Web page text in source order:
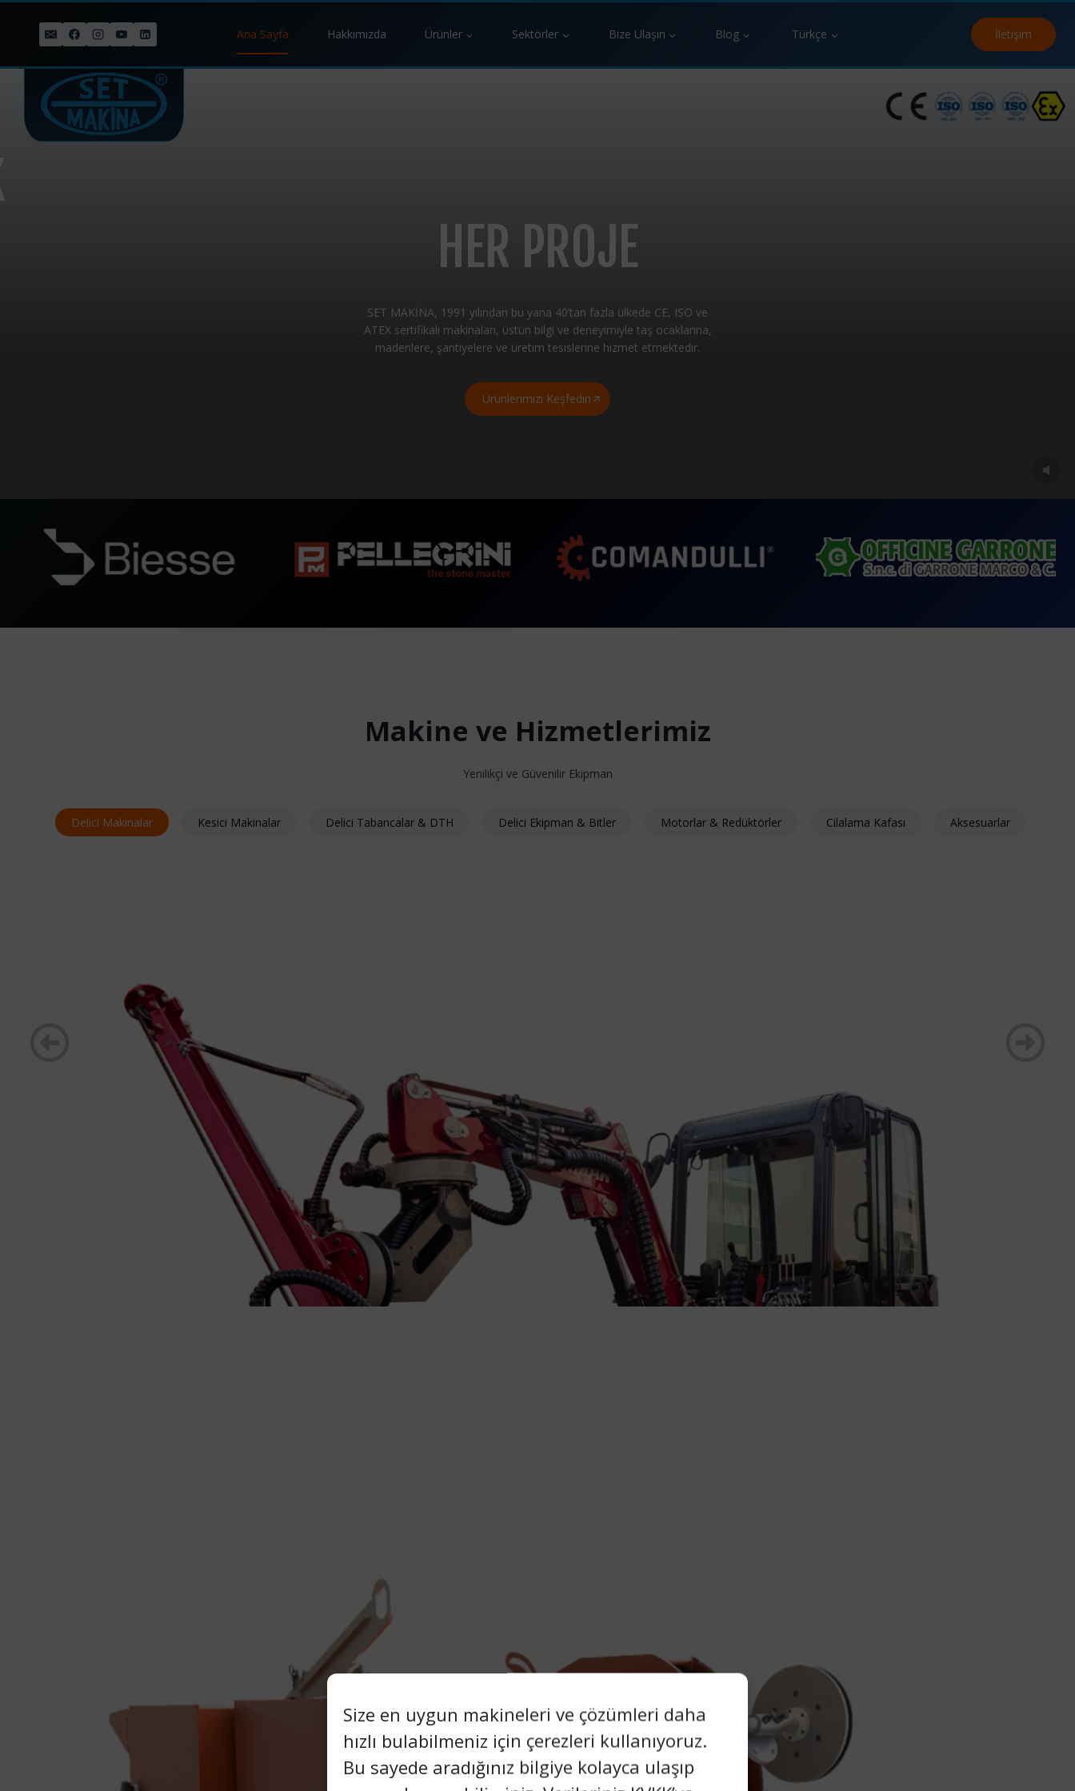
Size en uygun makineleri ve çözümleri daha
hızlı bulabilmeniz için çerezleri kullanıyoruz.
Bu sayede aradığınız bilgiye kolayca ulaşıp
Ana Sayfa Hakkımızda Ürünler Sektörler Bize Ulaşın Blog Türkçe İletişim
HER PROJE
SET MAKİNA, 1991 yılından bu yana 40’tan fazla ülkede CE, ISO ve
ATEX sertifikalı makinaları, üstün bilgi ve deneyimiyle taş ocaklarına,
madenlere, şantiyelere ve üretim tesislerine hizmet etmektedir.
Ürünlerimizi Keşfedin
Makine ve Hizmetlerimiz
Yenilikçi ve Güvenilir Ekipman
Delici Makinalar Kesici Makinalar Delici Tabancalar & DTH Delici Ekipman & Bitler Motorlar & Redüktörler Cilalama Kafası Aksesuarlar
TIGER HPDC 1600